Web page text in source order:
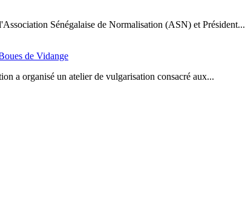
Sénégalaise de Normalisation (ASN) et Président...
de Vidange
a organisé un atelier de vulgarisation consacré aux...